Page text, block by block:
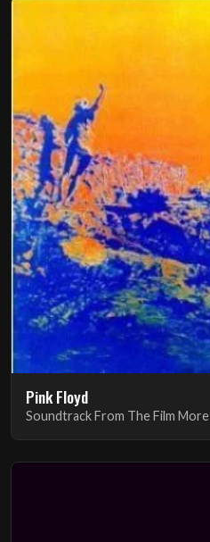
Pink Floyd
Soundtrack From The Film More